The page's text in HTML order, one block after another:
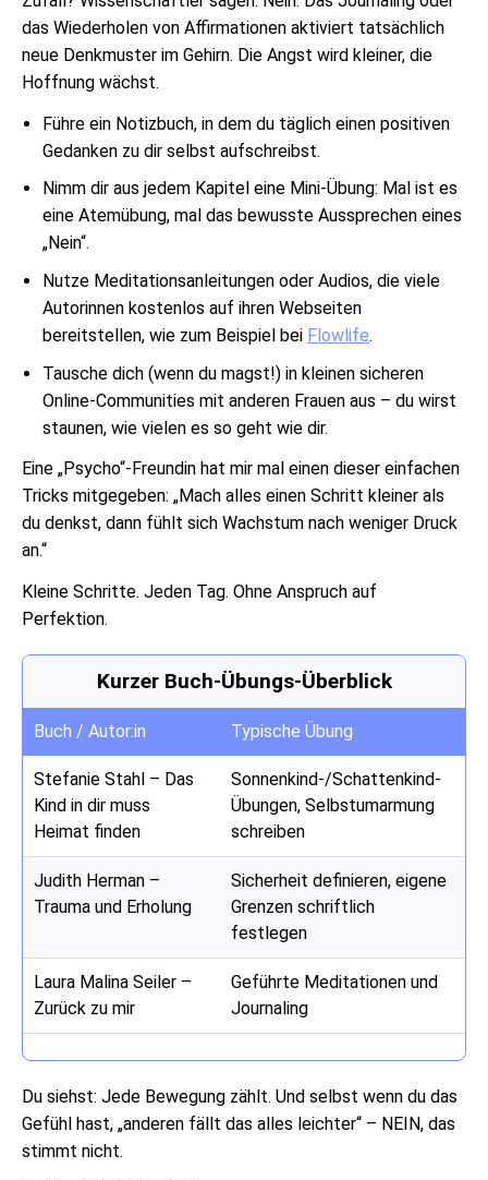
das Wiederholen von Affirmationen aktiviert tatsächlich
neue Denkmuster im Gehirn. Die Angst wird kleiner, die
Hoffnung wächst.
Führe ein Notizbuch, in dem du täglich einen positiven
Gedanken zu dir selbst aufschreibst.
Nimm dir aus jedem Kapitel eine Mini-Übung: Mal ist es
eine Atemübung, mal das bewusste Aussprechen eines
„Nein“.
Nutze Meditationsanleitungen oder Audios, die viele
Autorinnen kostenlos auf ihren Webseiten
bereitstellen, wie zum Beispiel bei Flowlife.
Tausche dich (wenn du magst!) in kleinen sicheren
Online-Communities mit anderen Frauen aus – du wirst
staunen, wie vielen es so geht wie dir.
Eine „Psycho“-Freundin hat mir mal einen dieser einfachen
Tricks mitgegeben: „Mach alles einen Schritt kleiner als
du denkst, dann fühlt sich Wachstum nach weniger Druck
an.“
Kleine Schritte. Jeden Tag. Ohne Anspruch auf
Perfektion.
Kurzer Buch-Übungs-Überblick
Buch / Autor:in Typische Übung
Stefanie Stahl – Das
Kind in dir muss
Heimat finden
Sonnenkind-/Schattenkind-
Übungen, Selbstumarmung
schreiben
Judith Herman –
Trauma und Erholung
Sicherheit definieren, eigene
Grenzen schriftlich
festlegen
Laura Malina Seiler –
Zurück zu mir
Geführte Meditationen und
Journaling
Du siehst: Jede Bewegung zählt. Und selbst wenn du das
Gefühl hast, „anderen fällt das alles leichter“ – NEIN, das
stimmt nicht.